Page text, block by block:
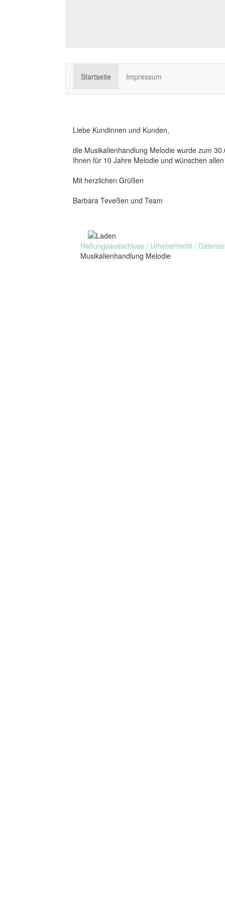
Startseite Impressum
Liebe Kundinnen und Kunden,
die Musikalienhandlung Melodie wurde zum
Ihnen für 10 Jahre Melodie und wünschen
Mit herzlichen Grüßen
Barbara Teveßen und Team
Haftungsausschluss / Urheberrecht /
Musikalienhandlung Melodie